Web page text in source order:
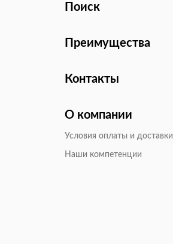
Поиск
Преимущества
Контакты
О компании
Условия оплаты и доставки
Наши компетенции